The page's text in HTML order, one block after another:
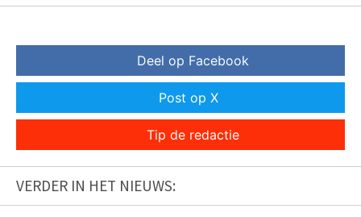
Deel op Facebook
Post op X
Tip de redactie
VERDER IN HET NIEUWS: